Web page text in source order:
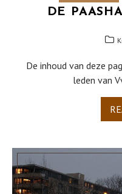
DE
De inhoud van deze
leden van